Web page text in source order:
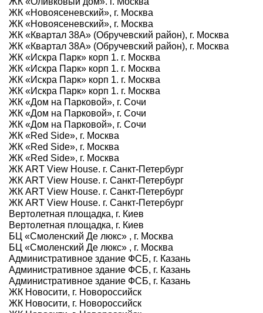
ЖК «Новоясеневский», г. Москва
ЖК «Новоясеневский», г. Москва
ЖК «Квартал 38А» (Обручевский район), г. Москва
ЖК «Квартал 38А» (Обручевский район), г. Москва
ЖК «Искра Парк» корп 1. г. Москва
ЖК «Искра Парк» корп 1. г. Москва
ЖК «Искра Парк» корп 1. г. Москва
ЖК «Искра Парк» корп 1. г. Москва
ЖК «Дом на Парковой», г. Сочи
ЖК «Дом на Парковой», г. Сочи
ЖК «Дом на Парковой», г. Сочи
ЖК «Red Side», г. Москва
ЖК «Red Side», г. Москва
ЖК «Red Side», г. Москва
ЖК ART View House. г. Санкт-Петербург
ЖК ART View House. г. Санкт-Петербург
ЖК ART View House. г. Санкт-Петербург
ЖК ART View House. г. Санкт-Петербург
Вертолетная площадка, г. Киев
Вертолетная площадка, г. Киев
БЦ «Смоленский Де люкс» , г. Москва
БЦ «Смоленский Де люкс» , г. Москва
Административное здание ФСБ, г. Казань
Административное здание ФСБ, г. Казань
Административное здание ФСБ, г. Казань
ЖК Новосити, г. Новороссийск
ЖК Новосити, г. Новороссийск